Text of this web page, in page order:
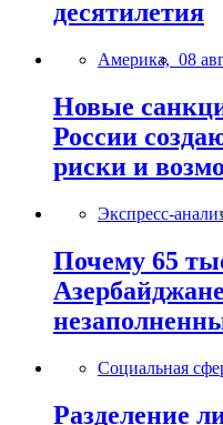
десятилетия
Америка, 08
Новые
России
риски и
Экспресс-
Почему 65
Социальная
Разделение